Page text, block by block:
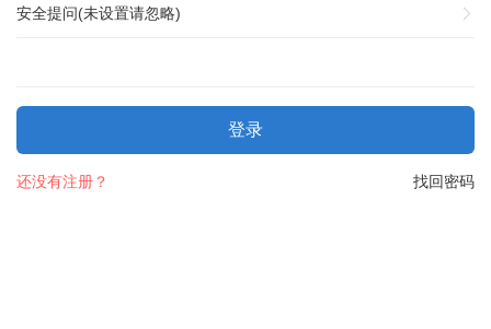
安全提问(未设置请忽略)
登录
找回密码
还没有注册？